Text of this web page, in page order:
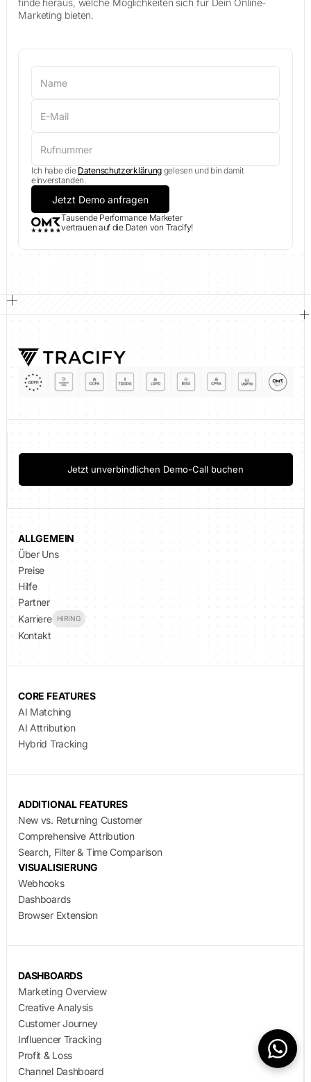
finde heraus, welche Möglichkeiten sich für Dein Online-
Marketing bieten.
Ich habe die Datenschutzerklärung gelesen und bin damit
einverstanden.
Tausende Performance Marketer
vertrauen auf die Daten von Tracify!
Jetzt unverbindlichen Demo-Call buchen
ALLGEMEIN
Über Uns
Preise
Hilfe
Partner
Karriere
HIRING
Kontakt
CORE FEATURES
AI Matching
AI Attribution
Hybrid Tracking
ADDITIONAL FEATURES
New vs. Returning Customer
Comprehensive Attribution
Search, Filter & Time Comparison
VISUALISIERUNG
Webhooks
Dashboards
Browser Extension
DASHBOARDS
Marketing Overview
Creative Analysis
Customer Journey
Influencer Tracking
Profit & Loss
Channel Dashboard